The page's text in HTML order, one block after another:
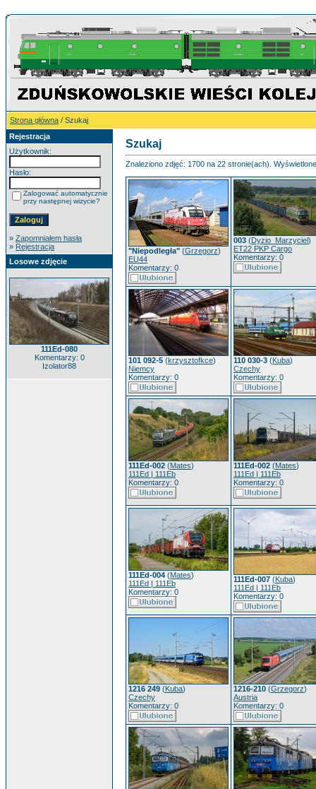
Strona główna / Szukaj
Rejestracja
Użytkownik:
Hasło:
Zalogować automatycznie
przy następnej wizycie?
» Zapomniałem hasła
» Rejestracja
Losowe zdjęcie
111Ed-080
Komentarzy: 0
Izolator88
Szukaj
Znaleziono zdjęć: 1700 na 22 stronie(ach).
"Niepodległa" (Grzegorz)
EU44
Komentarzy: 0
003 (Dyzio_Marzyciel)
ET22 PKP Cargo
Komentarzy: 0
101 092-5 (krzysztofkce)
Niemcy
Komentarzy: 0
110 030-3 (Kuba)
Czechy
Komentarzy: 0
111Ed-002 (Mates)
111Ed | 111Eb
Komentarzy: 0
111Ed-002 (Mates)
111Ed | 111Eb
Komentarzy: 0
111Ed-004 (Mates)
111Ed | 111Eb
Komentarzy: 0
111Ed-007 (Kuba)
111Ed | 111Eb
Komentarzy: 0
1216 249 (Kuba)
Czechy
Komentarzy: 0
1216-210 (Grzegorz)
Austria
Komentarzy: 0